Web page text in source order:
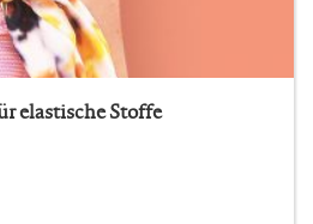
elastische Stoffe